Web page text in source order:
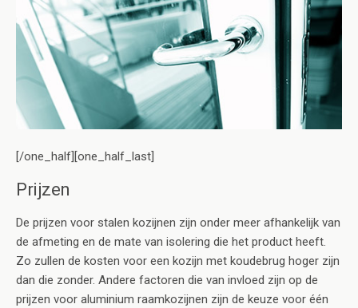
[/one_half][one_half_last]
Prijzen
De prijzen voor stalen kozijnen zijn onder meer afhankelijk van
de afmeting en de mate van isolering die het product heeft.
Zo zullen de kosten voor een kozijn met koudebrug hoger zijn
dan die zonder. Andere factoren die van invloed zijn op de
prijzen voor aluminium raamkozijnen zijn de keuze voor één